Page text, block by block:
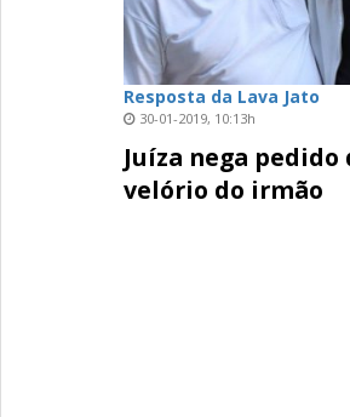
Resposta da Lava Jato
30-01-2019, 10:13h
Juíza nega
velório do irmão